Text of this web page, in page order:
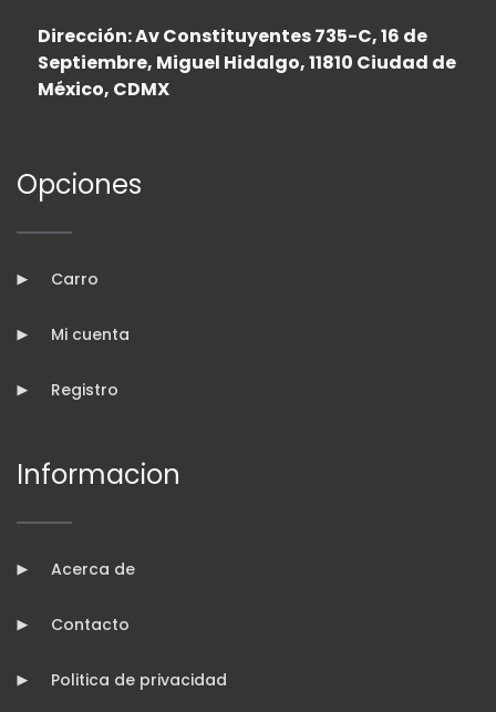
Dirección: Av Constituyentes 735-C, 16 de
Septiembre, Miguel Hidalgo, 11810 Ciudad de
México, CDMX
Opciones
Carro
Mi cuenta
Registro
Informacion
Acerca de
Contacto
Politica de privacidad